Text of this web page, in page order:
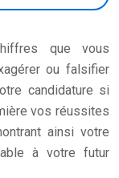
que vous
ou falsifier
candidature si
vos réussites
ainsi votre
à votre futur